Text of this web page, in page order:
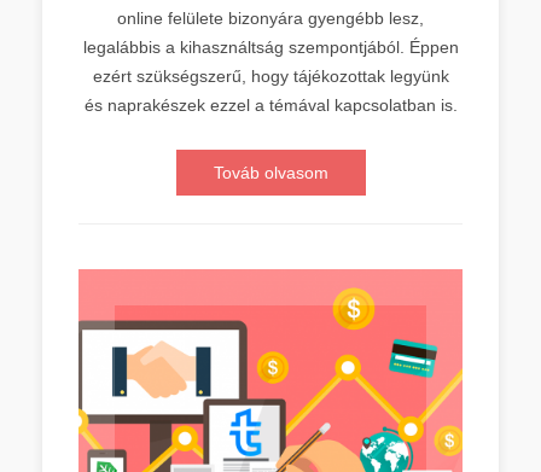
online felülete bizonyára gyengébb lesz,
legalábbis a kihasználtság szempontjából. Éppen
ezért szükségszerű, hogy tájékozottak legyünk
és naprakészek ezzel a témával kapcsolatban is.
Továb olvasom